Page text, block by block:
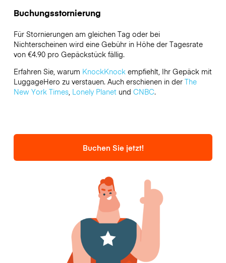
Buchungsstornierung
Für Stornierungen am gleichen Tag oder bei
Nichterscheinen wird eine Gebühr in Höhe der Tagesrate
von €4.90 pro Gepäckstück fällig.
Erfahren Sie, warum KnockKnockempfiehlt, Ihr Gepäck mit
LuggageHero zu verstauen. Auch erschienen in der The
New York Times, Lonely Planetund CNBC.
Buchen Sie jetzt!